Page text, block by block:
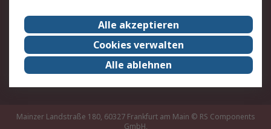
RS weltweit
Karriere bei RS
Nachhaltigkeit
Qualität/Umwelt/ZertifikatePresse-Center
Event-Center
Mainzer Landstraße 180, 60327 Frankfurt am Main © RS Components
GmbH,
Alle akzeptieren
Cookies verwalten
Alle ablehnen